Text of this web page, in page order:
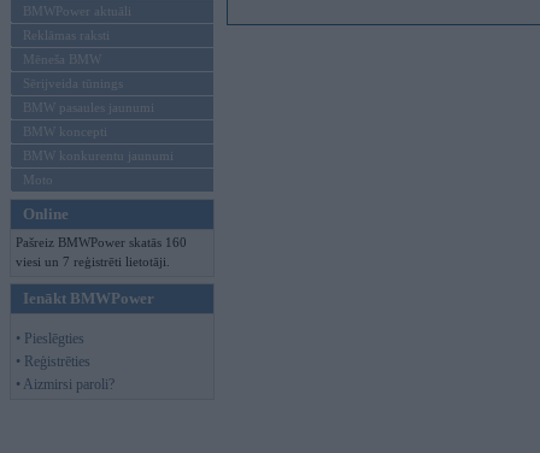
BMWPower aktuāli
Reklāmas raksti
Mēneša BMW
Sērijveida tūnings
BMW pasaules jaunumi
BMW koncepti
BMW konkurentu jaunumi
Moto
Online
Pašreiz BMWPower skatās 160
viesi un 7 reģistrēti lietotāji.
Ienākt BMWPower
• Pieslēgties
• Reģistrēties
• Aizmirsi paroli?